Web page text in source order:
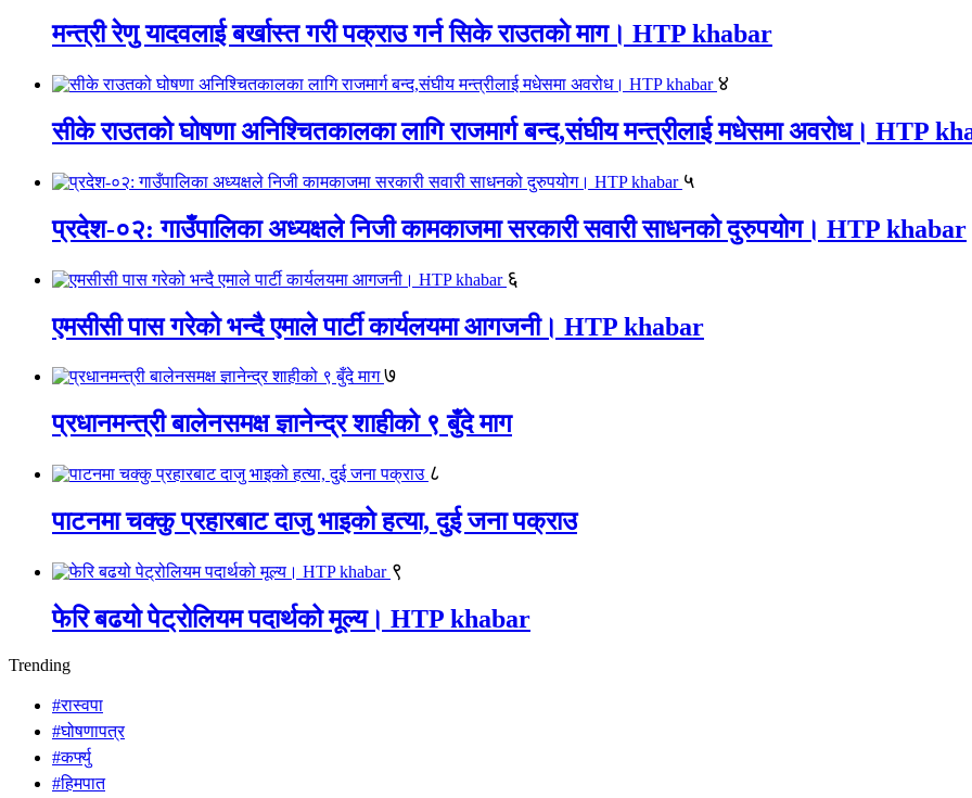
मन्त्री रेणु यादवलाई बर्खास्त गरी पक्राउ गर्न सिके राउतकाे माग। HTP khabar
४
सीके राउतको घोषणा अनिश्चितकालका लागि राजमार्ग बन्द,संघीय मन्त्रीलाई मधेसमा अवरोध। HTP
५
प्रदेश-०२: गाउँपालिका अध्यक्षले निजी कामकाजमा सरकारी सवारी साधनको दुरुपयोग। HTP khabar
६
एमसीसी पास गरेको भन्दै एमाले पार्टी कार्यलयमा आगजनी। HTP khabar
७
प्रधानमन्त्री बालेनसमक्ष ज्ञानेन्द्र शाहीको ९ बुँदे माग
८
पाटनमा चक्कु प्रहारबाट दाजु भाइको हत्या, दुई जना पक्राउ
९
फेरि बढयो पेट्रोलियम पदार्थको मूल्य। HTP khabar
Trending
#रास्वपा
#घोषणापत्र
#कर्फ्यु
#हिमपात